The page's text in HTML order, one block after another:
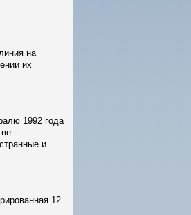
на
их
1992 года
и
12.